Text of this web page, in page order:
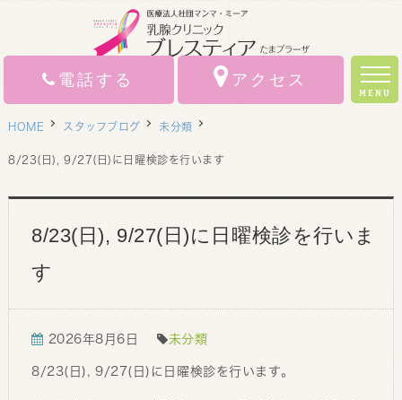
電話する アクセス
MENU
ホーム
初診の方へ
アクセス
HOME スタッフブログ 未分類
8/23(日), 9/27(日)に日曜検診を行います
8/23(日), 9/27(日)に日曜検診を行いま
す
2026年8月6日 未分類
8/23(日), 9/27(日)に日曜検診を行います。